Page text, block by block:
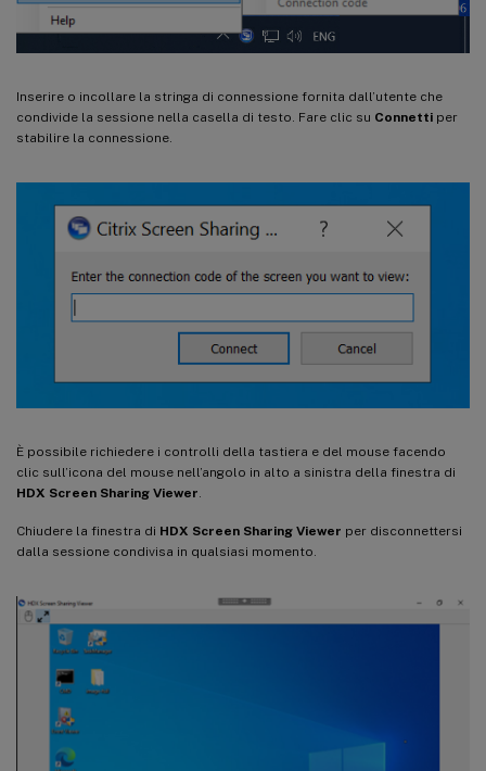
Inserire o incollare la stringa di connessione fornita dall’utente che
condivide la sessione nella casella di testo. Fare clic su Connetti per
stabilire la connessione.
È possibile richiedere i controlli della tastiera e del mouse facendo
clic sull’icona del mouse nell’angolo in alto a sinistra della finestra di
HDX Screen Sharing Viewer.
Chiudere la finestra di HDX Screen Sharing Viewer per disconnettersi
dalla sessione condivisa in qualsiasi momento.